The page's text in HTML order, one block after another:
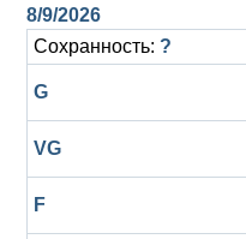
8/9/2026
Сохранность: ?
G
VG
F